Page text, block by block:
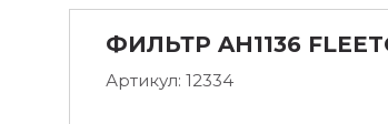
ФИЛЬТР AH1136
Артикул: 12334